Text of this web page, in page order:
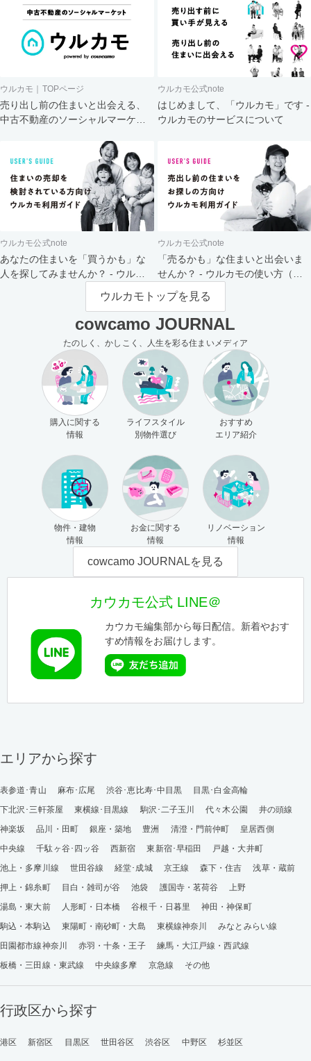
ウルカモ｜TOPページ
売り出し前の住まいと出会える、
中古不動産のソーシャルマーケッ
ウルカモ公式note
はじめまして、「ウルカモ」です -
ウルカモのサービスについて
ウルカモ公式note
あなたの住まいを「買うかも」な
人を探してみませんか？ - ウルカ
ウルカモ公式note
「売るかも」な住まいと出会いま
せんか？ - ウルカモの使い方（買
主さま向け）
ウルカモトップを見る
cowcamo JOURNAL
たのしく、かしこく、人生を彩る住まいメディア
購入に関する
情報
ライフスタイル
別物件選び
おすすめ
エリア紹介
物件・建物
情報
お金に関する
情報
リノベーション
情報
cowcamo JOURNALを見る
カウカモ公式 LINE＠
カウカモ編集部から毎日配信。新着やおす
すめ情報をお届けします。
エリアから探す
表参道･青山 麻布･広尾 渋谷･恵比寿･中目黒
目黒･白金高輪
下北沢･三軒茶屋
東横線･目黒線 駒沢･二子玉川 代々木公園
井の頭線
神楽坂
品川・田町 銀座・築地 豊洲 清澄・門前仲町
皇居西側
中央線
千駄ヶ谷･四ッ谷 西新宿 東新宿･早稲田
戸越・大井町
池上・多摩川線
世田谷線 経堂･成城 京王線 森下・住吉
浅草・蔵前
押上・錦糸町
目白・雑司が谷 池袋 護国寺・茗荷谷
上野
湯島・東大前
人形町・日本橋 谷根千・日暮里
神田・神保町
駒込・本駒込
東陽町・南砂町・大島 東横線神奈川
みなとみらい線
田園都市線神奈川
赤羽・十条・王子
練馬・大江戸線・西武線
板橋・三田線・東武線
中央線多摩 京急線 その他
行政区から探す
港区 新宿区 目黒区 世田谷区 渋谷区 中野区 杉並区